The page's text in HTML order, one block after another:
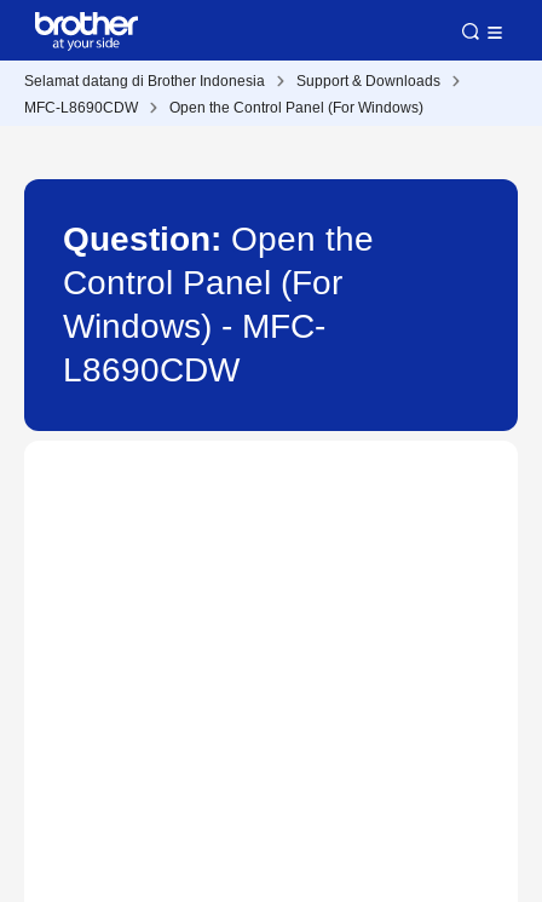
Selamat datang di Brother Indonesia
Support & Downloads
MFC-L8690CDW
Open the Control Panel (For Windows)
Question: Open the
Control Panel (For
Windows) - MFC-
L8690CDW